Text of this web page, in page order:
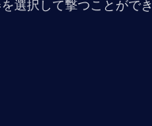
選択して撃つことができ